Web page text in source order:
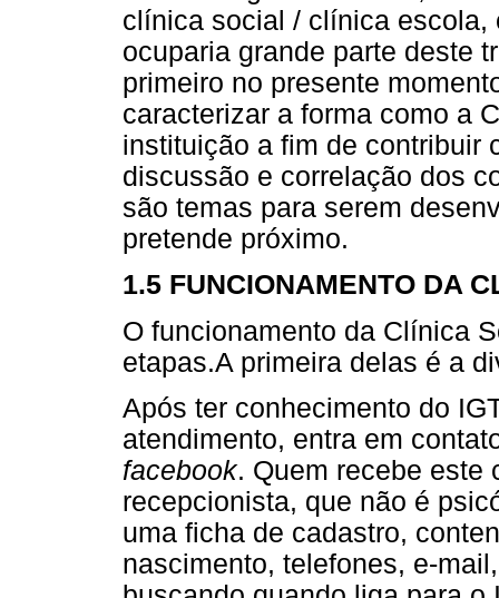
clínica social / clínica escola,
ocuparia grande parte deste
primeiro no presente
caracterizar a forma como a
instituição a fim de contribuir
discussão e correlação dos
são temas para serem
pretende próximo.
1.5 FUNCIONAMENTO DA
O funcionamento da Clínica
etapas.A primeira delas é a
Após ter conhecimento do
atendimento, entra em
facebook. Quem recebe este
recepcionista, que não é
uma ficha de cadastro,
nascimento, telefones, e-